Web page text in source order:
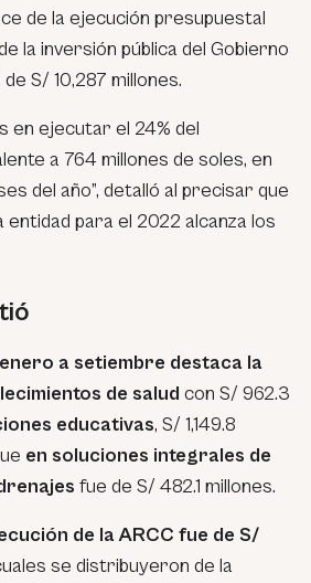
de la ejecución presupuestal
la inversión pública del Gobierno
S/ 10,287 millones.
en ejecutar el 24% del
a 764 millones de soles, en
del año”, detalló al precisar que
para el 2022 alcanza los
a setiembre destaca la
de salud con S/ 962.3
educativas, S/ 1,149.8
en soluciones integrales de
fue de S/ 482.1 millones.
de la ARCC fue de S/
se distribuyeron de la